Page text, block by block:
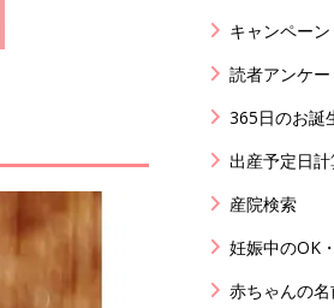
キャンペーン
読者アンケ
365日のお誕
出産予定日
産院検索
妊娠中のOK
赤ちゃんの